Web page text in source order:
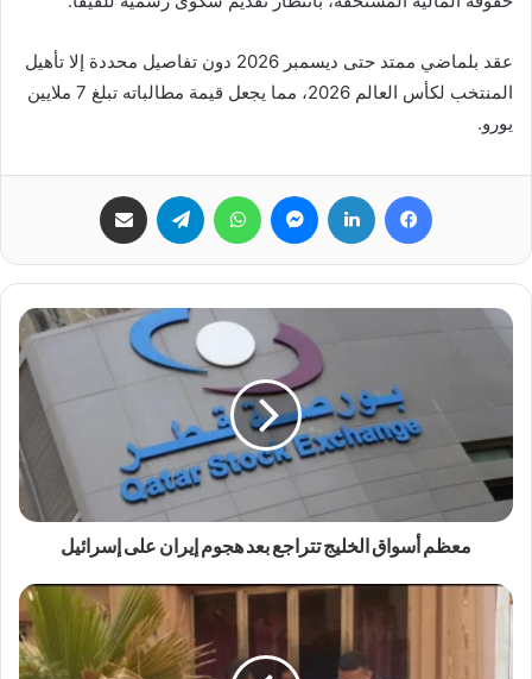
عقد بلماضي ممتد حتى ديسمبر 2026 دون تفاصيل محددة إلا تأهيل
المنتخب لكأس العالم 2026، مما يجعل قيمة مطالباته تبلغ 7 ملايين
يورو.
فيسبوك لينكدإن ماسنجر واتساب تيلقرام
معظم أسواق الخليج تتراجع بعد هجوم إيران على إسرائيل